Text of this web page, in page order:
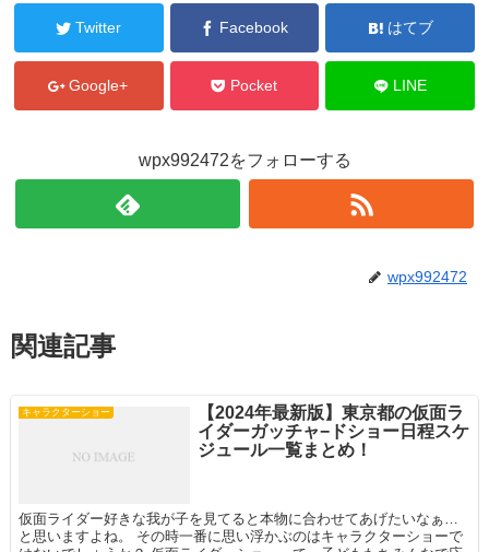
Twitter Facebook はてブ
Google+ Pocket LINE
wpx992472をフォローする
wpx992472
関連記事
キャラクターショー
【2024年最新版】東京都の仮面ラ
イダーガッチャ−ドショー日程スケ
ジュール一覧まとめ！
仮面ライダー好きな我が子を見てると本物に合わせてあげたいなぁ…
と思いますよね。 その時一番に思い浮かぶのはキャラクターショーで